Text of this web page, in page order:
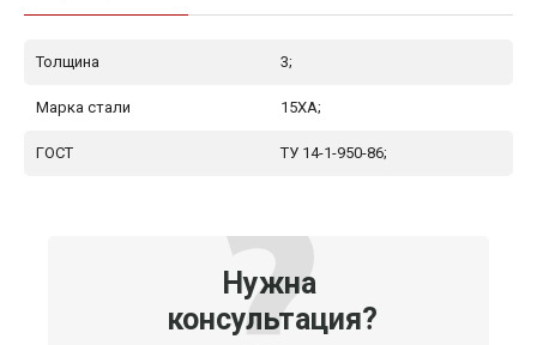
Толщина 3;
Марка стали 15ХА;
ГОСТ ТУ 14-1-950-86;
Нужна
консультация?